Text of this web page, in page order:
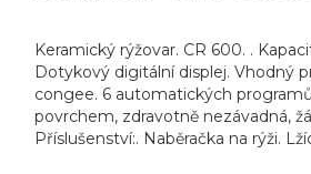
Keramický rýžovar. CR 600. .
Dotykový digitální displej. Vhodný
congee. 6 automatických
povrchem, zdravotně nezávadná,
Příslušenství:. Naběračka na rýži.